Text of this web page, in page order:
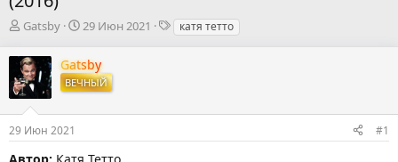
А
т
о
р
м
ы
Gatsby
Д
т
а
н
а
л
29 Июн 2021
Ткатя тетто
Gatsby
ВЕЧНЫЙ
29 Июн 2021 #1